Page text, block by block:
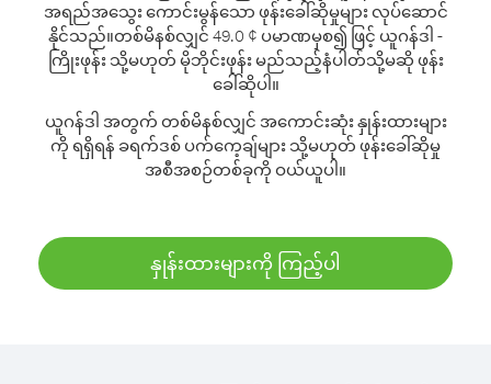
အရည်အသွေး ကောင်းမွန်သော ဖုန်းခေါ်ဆိုမှုများ လုပ်ဆောင်
နိုင်သည်။တစ်မိနစ်လျှင် 49.0 ¢ ပမာဏမှစ၍ ဖြင့် ယူဂန်ဒါ -
ကြိုးဖုန်း သို့မဟုတ် မိုဘိုင်းဖုန်း မည်သည့်နံပါတ်သို့မဆို ဖုန်း
ခေါ်ဆိုပါ။
ယူဂန်ဒါ အတွက် တစ်မိနစ်လျှင် အကောင်းဆုံး နှုန်းထားများ
ကို ရရှိရန် ခရက်ဒစ် ပက်ကေ့ချ်များ သို့မဟုတ် ဖုန်းခေါ်ဆိုမှု
အစီအစဉ်တစ်ခုကို ဝယ်ယူပါ။
နှုန်းထားများကို ကြည့်ပါ